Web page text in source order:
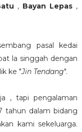
, Bayan Lepas ,
pasal kedai
la singgah dengan
ke "Jin Tendang".
, tapi pengalaman
tahun dalam bidang
kami sekeluarga.